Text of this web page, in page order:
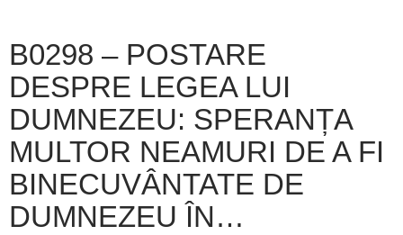
B0298 – POSTARE
DESPRE LEGEA LUI
DUMNEZEU: SPERANȚA
MULTOR NEAMURI DE A FI
BINECUVÂNTATE DE
DUMNEZEU ÎN…